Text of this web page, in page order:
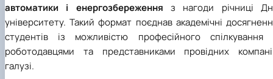
автоматики і енергозбереження з нагоди річниці
університету. Такий формат поєднав академічні
студентів із можливістю професійного спілкування
роботодавцями та представниками провідних
галузі.